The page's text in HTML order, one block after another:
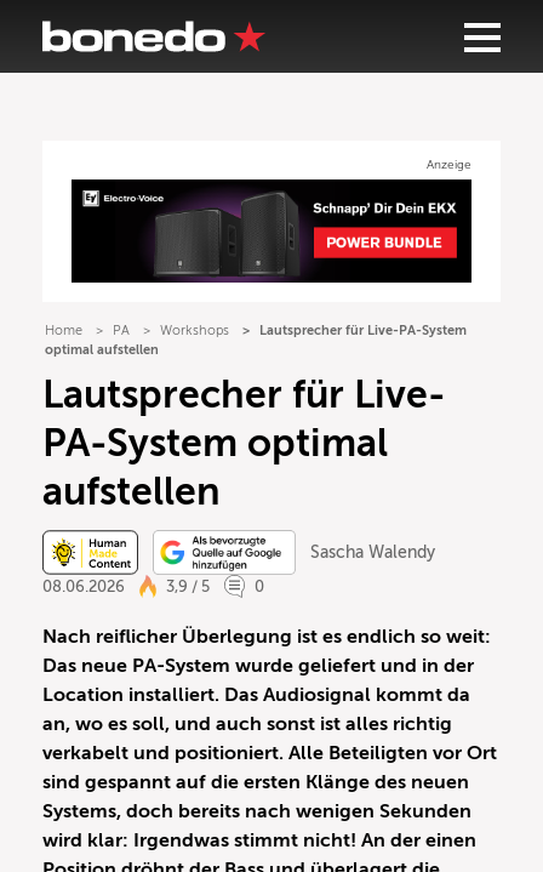
Anzeige
Home PA Workshops
Lautsprecher für Live-PA-System
optimal aufstellen
Lautsprecher für Live-
PA-System optimal
aufstellen
Sascha Walendy
08.06.2026
3,9 / 5 0
Nach reiflicher Überlegung ist es endlich so weit:
Das neue PA-System wurde geliefert und in der
Location installiert. Das Audiosignal kommt da
an, wo es soll, und auch sonst ist alles richtig
verkabelt und positioniert. Alle Beteiligten vor Ort
sind gespannt auf die ersten Klänge des neuen
Systems, doch bereits nach wenigen Sekunden
wird klar: Irgendwas stimmt nicht! An der einen